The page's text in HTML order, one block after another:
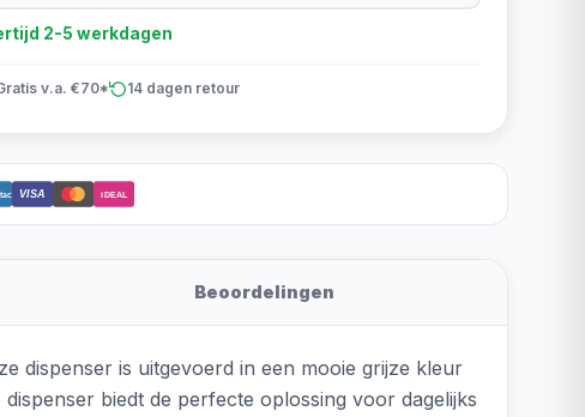
2-5 werkdagen
v.a. €70* 14 dagen retour
VISA iDEAL
Beoordelingen
dispenser is uitgevoerd in een mooie grijze kleur
biedt de perfecte oplossing voor dagelijks